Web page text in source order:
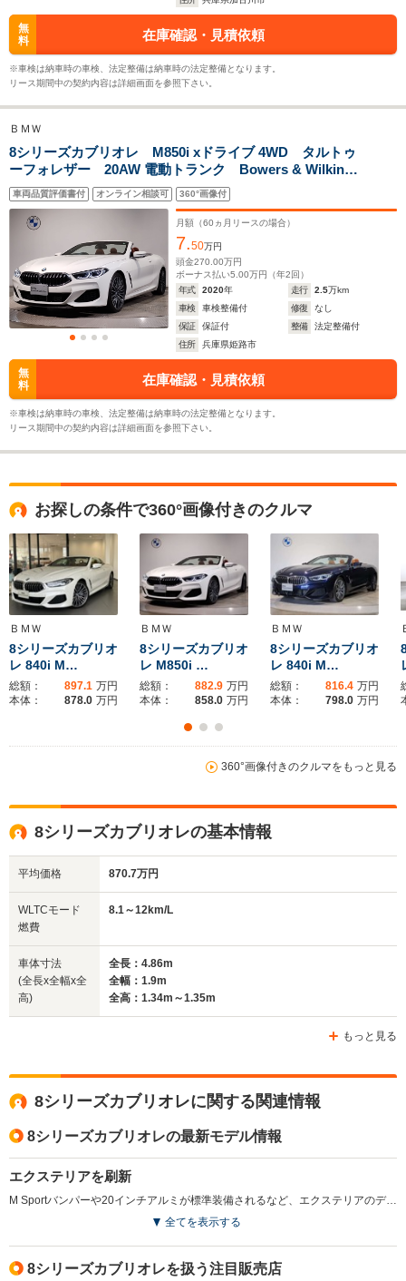
WLTCモード
燃費
駆動方式 4WD
6.6km/L
└郊外:9.9～10.0km/L
└高速道路:11.7～
11.8km/L
4WD
9.9km/L
└高速道
4WD、FR
無
料
在庫確認・見積依頼
※車検は納車時の車検、法定整備は納車時の法定整備となります。
リース期間中の契約内容は詳細画面を参照下さい。
ＢＭＷ
8シリーズカブリオレ M850i xドライブ 4WD タルトゥ
ーフォレザー 20AW 電動トランク Bowers & Wilkins
サウンド ベンチレーションシート シートヒーター
クリスタルシフト 全周囲カメラ アンビエントライ
ト ACC ドライビングアシスト
車両品質評価書付 オンライン相談可 360°画像付
月額（60 ヵ月リースの場合）
7.50万円
頭金270.00万円
ボーナス払い5.00万円（年2回）
年式
2020年 走行 2.5万km
車検
車検整備付 修復
なし
保証
保証付 整備
法定整備付
住所
兵庫県姫路市
無
料
在庫確認・見積依頼
※車検は納車時の車検、法定整備は納車時の法定整備となります。
リース期間中の契約内容は詳細画面を参照下さい。
お探しの条件で360°画像付きのクルマ
ＢＭＷ
8シリーズカブリオ
レ 840i M…
総額： 897.1 万円
本体：
878.0 万円
ＢＭＷ
8シリーズカブリオ
レ M850i …
総額： 882.9 万円
本体：
858.0 万円
ＢＭＷ
8シリーズカブリオ
レ 840i M…
総額： 816.4 万円
本体：
798.0 万円
360°画像付きのクルマをもっと見る
8シリーズカブリオレの基本情報
平均価格 870.7万円
WLTCモード
燃費
8.1～12km/L
車体寸法
(全長x全幅x全
高)
全長：4.86m
全幅：1.9m
全高：1.34m～1.35m
もっと見る
8シリーズカブリオレに関する関連情報
8シリーズカブリオレの最新モデル情報
エクステリアを刷新
M Sportバンパーや20インチアルミが標準装備されるなど、エクステリアのデザインがよりスポーティな印象が高められた。（2022.3）
全てを表示する
8シリーズカブリオレを扱う注目販売店